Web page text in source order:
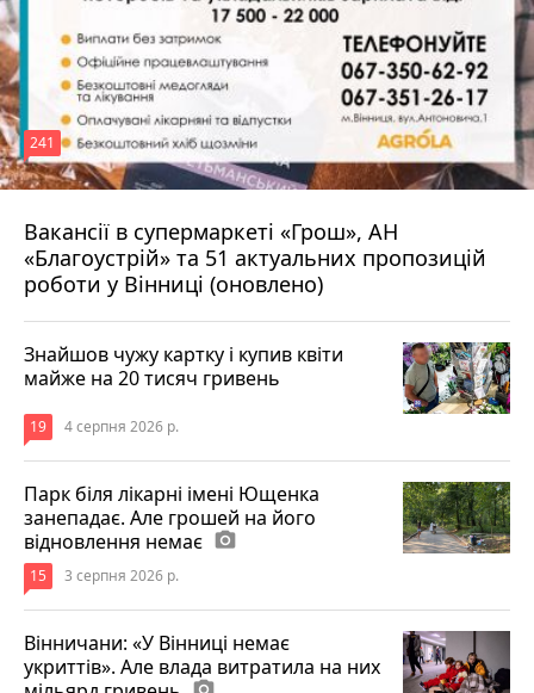
Вакансії в супермаркеті «Грош», АН
«Благоустрій» та 51 актуальних пропозицій
роботи у Вінниці (оновлено)
241
4 серпня 2026 р.
Знайшов чужу картку і купив квіти
майже на 20 тисяч гривень
19 4 серпня 2026 р.
Парк біля лікарні імені Ющенка
занепадає. Але грошей на його
відновлення немає photo_camera
15 3 серпня 2026 р.
Вінничани: «У Вінниці немає
укриттів». Але влада витратила на них